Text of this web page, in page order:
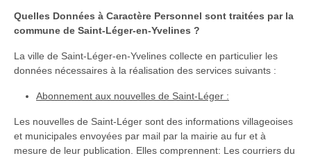
Quelles Données à Caractère Personnel sont traitées par la
commune de Saint-Léger-en-Yvelines ?
La ville de Saint-Léger-en-Yvelines collecte en particulier les
données nécessaires à la réalisation des services suivants :
Abonnement aux nouvelles de Saint-Léger :
Les nouvelles de Saint-Léger sont des informations villageoises
et municipales envoyées par mail par la mairie au fur et à
mesure de leur publication. Elles comprennent: Les courriers du